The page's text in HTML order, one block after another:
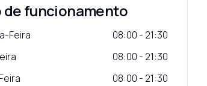
de funcionamento
Feira
08:00 - 21:30
08:00 - 21:30
08:00 - 21:30